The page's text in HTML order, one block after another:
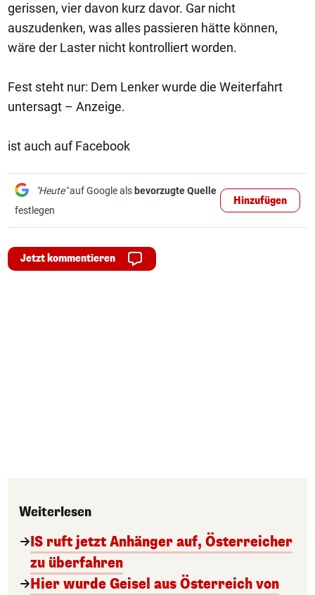
gerissen, vier davon kurz davor. Gar nicht
auszudenken, was alles passieren hätte können,
wäre der Laster nicht kontrolliert worden.
Fest steht nur: Dem Lenker wurde die Weiterfahrt
untersagt – Anzeige.
ist auch auf Facebook
"Heute"auf Google als bevorzugte Quelle
festlegen
Hinzufügen
Jetzt kommentieren
Weiterlesen
IS ruft jetzt Anhänger auf, Österreicher
zu überfahren
Hier wurde Geisel aus Österreich von